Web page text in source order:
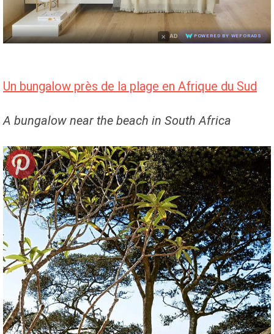
× AD POWERED BY WEFORADS
Un bungalow près de la plage en Afrique du Sud
A bungalow near the beach in South Africa